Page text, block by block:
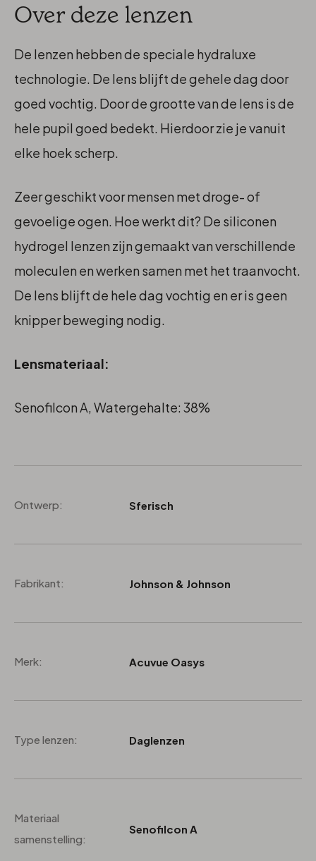
Over deze lenzen
De lenzen hebben de speciale hydraluxe
technologie. De lens blijft de gehele dag door
goed vochtig. Door de grootte van de lens is de
hele pupil goed bedekt. Hierdoor zie je vanuit
elke hoek scherp.
Zeer geschikt voor mensen met droge- of
gevoelige ogen. Hoe werkt dit? De siliconen
hydrogel lenzen zijn gemaakt van verschillende
moleculen en werken samen met het traanvocht.
De lens blijft de hele dag vochtig en er is geen
knipper beweging nodig.
Lensmateriaal:
Senofilcon A, Watergehalte: 38%
Ontwerp: Sferisch
Fabrikant: Johnson & Johnson
Merk: Acuvue Oasys
Type lenzen: Daglenzen
Materiaal
samenstelling:
Senofilcon A